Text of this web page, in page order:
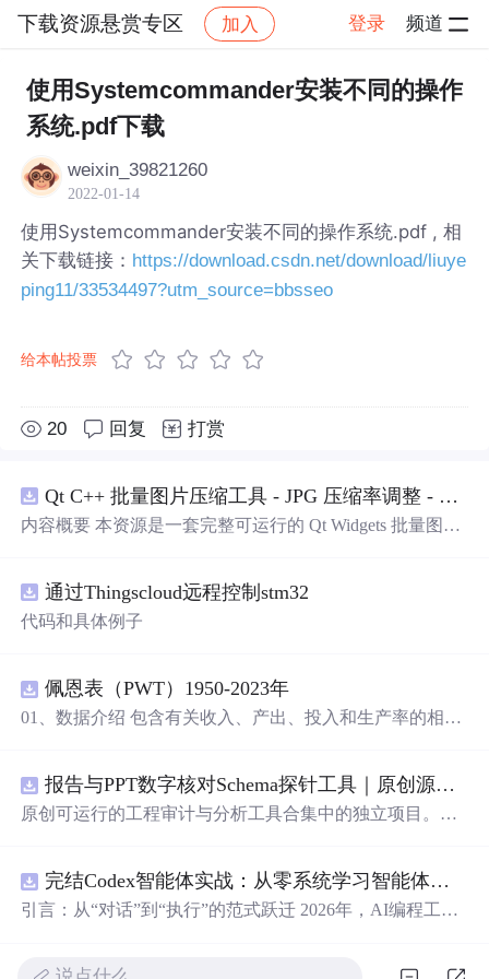
下载资源悬赏专区 加入 登录 频道
社区 下载资源悬赏专区 帖子详情
使用Systemcommander安装不同的操作
系统.pdf下载
weixin_39821260
2022-01-14
使用Systemcommander安装不同的操作系统.pdf , 相
关下载链接： https://download.csdn.net/download/liuye
ping11/33534497?utm_source=bbsseo
给本帖投票
20 回复 打赏
Qt C++ 批量图片压缩工具 - JPG 压缩率调整 - 批量修改分辨率 - 本地图片批处理（源码）
内容概要 本资源是一套完整可运行的 Qt Widgets 批量图片
张图片、直接读取整个文件夹内所有 JPG/PNG 图像，可自
定义输出图片分辨率、调节 JPG0~100 区间压缩质量，自
观展示压缩效果。 适用人群 Qt/C++ 零基础初学者，学习
QImage 图像绘图、文件目录遍历、UI 交互开发； 需要本
地批量处理图片的办公、设计、自媒体从业者； 想要学习
习者。使用场景 自媒体批量压缩配图，降低图片体积节省
上传流量； 摄影、设计批量统一图片尺寸，批量轻量化相
册图片； 程序开发学习：QFileDialog 文件选择、QDir 文
环界面防卡顿、文件大小格式化转换全套 Qt 图像开发实战
案例。 工具核心功能清单 双模式导入图片：手动多选单张
图片 / 一键读取整个文件夹全部图片； 自定义输出宽高分
通过Thingscloud远程控制stm32
代码和具体例子
佩恩表（PWT）1950-2023年
01、数据介绍 包含有关收入、产出、投入和生产率的相对
翻译使用说明，英文原版使用说明。 数据名称：佩恩表
（PWT） 数据年份：1950-2023年
报告与PPT数字核对Schema探针工具｜原创源码+测试+离线报告
原创可运行的工程审计与分析工具合集中的独立项目。每
VG 报告、1080×720 运行效果图、README、运行说明、
MIT License 与原创授权声明。零第三方运行依赖，不包含
教学演示与二次开发。运行方法：Node.js 18+ 下执行 npm
完结Codex智能体实战：从零系统学习智能体应用
引言：从“对话”到“执行”的范式跃迁 2026年，AI编程工具